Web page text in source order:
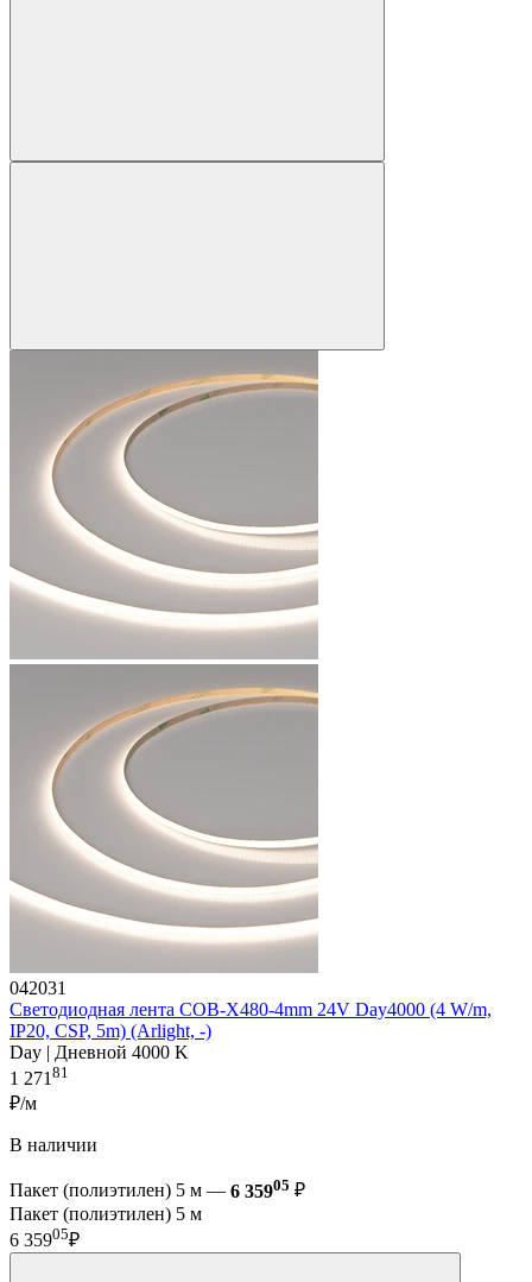
042031
Светодиодная лента COB-X480-4mm 24V Day4000 (4 W/m,
IP20, CSP, 5m) (Arlight, -)
Day | Дневной 4000 K
1 271 81
₽/м
В наличии
Пакет (полиэтилен) 5 м — 6 35905 ₽
Пакет (полиэтилен) 5 м
6 35905₽